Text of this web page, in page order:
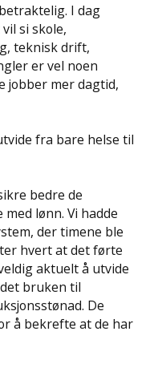
I dag
si skole,
teknisk drift,
er vel noen
jobber mer dagtid,
fra bare helse til
bedre de
lønn. Vi hadde
der timene ble
hvert at det førte
aktuelt å utvide
bruken til
De
å bekrefte at de har